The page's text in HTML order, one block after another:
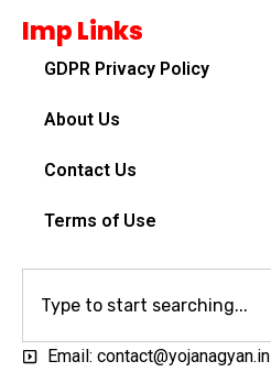
Imp Links
GDPR Privacy Policy
About Us
Contact Us
Terms of Use
Email: contact@yojanagyan.in